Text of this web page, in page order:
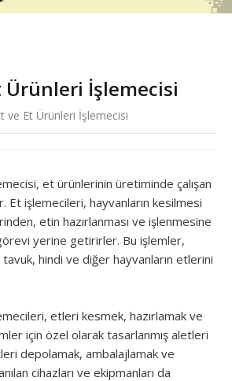
Ürünleri İşlemecisi
ve Et Ürünleri İşlemecisi
et ürünlerinin üretiminde çalışan
Et işlemecileri, hayvanların kesilmesi
etin hazırlanması ve işlenmesine
yerine getirirler. Bu işlemler,
hindi ve diğer hayvanların etlerini
etleri kesmek, hazırlamak ve
için özel olarak tasarlanmış aletleri
depolamak, ambalajlamak ve
cihazları ve ekipmanları da